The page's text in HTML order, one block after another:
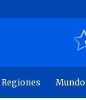
Regiones Mundo